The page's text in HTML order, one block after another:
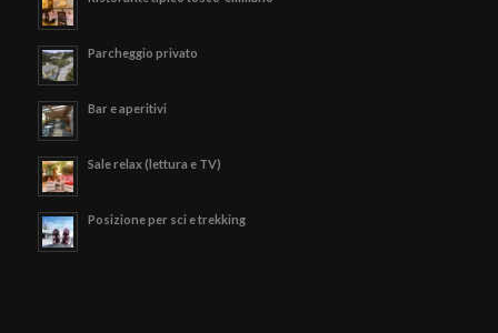
Parcheggio privato
Bar e aperitivi
Sale relax (lettura e TV)
Posizione per sci e trekking